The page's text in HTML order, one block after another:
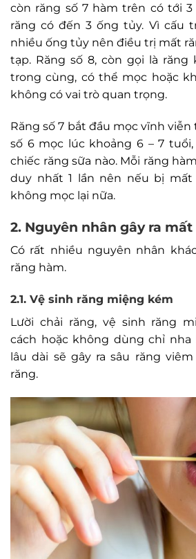
còn răng số 7 hàm trên có tới
răng có đến 3 ống tủy. Vì cấu
nhiều ống tủy nên điều trị mất
tạp. Răng số 8, còn gọi là răng
trong cùng, có thể mọc hoặc
không có vai trò quan trọng.
Răng số 7 bắt đầu mọc vĩnh viễn
số 6 mọc lúc khoảng 6 – 7
chiếc răng sữa nào. Mỗi răng
duy nhất 1 lần nên nếu bị mất
không mọc lại nữa.
2. Nguyên nhân gây ra
Có rất nhiều nguyên nhân
răng hàm.
2.1. Vệ sinh răng miệng kém
Lười chải răng, vệ sinh răng
cách hoặc không dùng chỉ nha
lâu dài sẽ gây ra sâu răng
răng.